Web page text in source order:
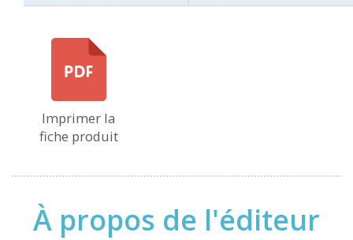
Imprimer la
fiche produit
À propos de l'éditeur